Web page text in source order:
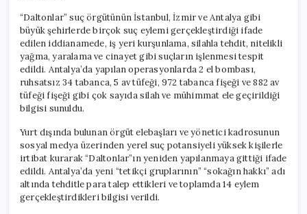
“Daltonlar” suç örgütünün İstanbul, İzmir ve Antalya gibi
büyük şehirlerde birçok suç eylemi gerçekleştirdiği ifade
edilen iddianamede, iş yeri kurşunlama, silahla tehdit, nitelikli
yağma, yaralama ve cinayet gibi suçların işlenmesi tespit
edildi. Antalya’da yapılan operasyonlarda 2 el bombası,
ruhsatsız 34 tabanca, 5 av tüfeği, 972 tabanca fişeği ve 882 av
tüfeği fişeği gibi çok sayıda silah ve mühimmat ele geçirildiği
bilgisi sunuldu.
Yurt dışında bulunan örgüt elebaşları ve yönetici kadrosunun
sosyal medya üzerinden yerel suç potansiyeli yüksek kişilerle
irtibat kurarak “Daltonlar”ın yeniden yapılanmaya gittiği ifade
edildi. Antalya’da yeni “tetikçi gruplarının” “sokağın hakkı” adı
altında tehditle para talep ettikleri ve toplamda 14 eylem
gerçekleştirdikleri bilgisi verildi.